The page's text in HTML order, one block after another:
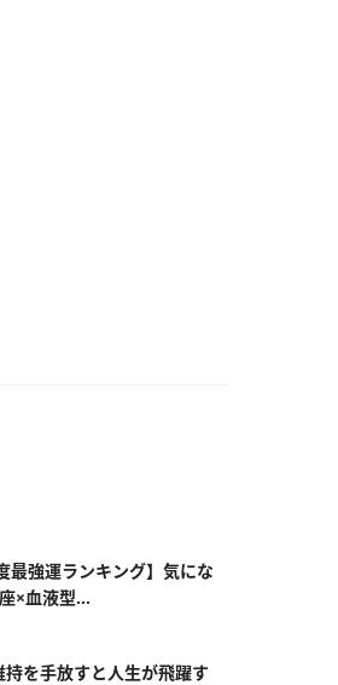
最強運ランキング】気にな
×血液型...
を手放すと人生が飛躍す